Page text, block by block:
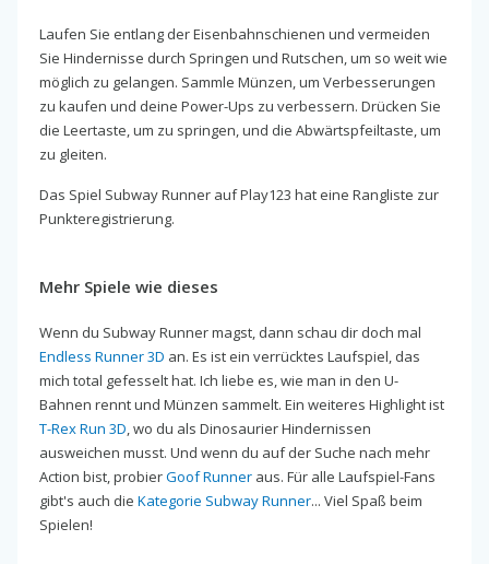
Laufen Sie entlang der Eisenbahnschienen und vermeiden
Sie Hindernisse durch Springen und Rutschen, um so weit wie
möglich zu gelangen. Sammle Münzen, um Verbesserungen
zu kaufen und deine Power-Ups zu verbessern. Drücken Sie
die Leertaste, um zu springen, und die Abwärtspfeiltaste, um
zu gleiten.
Das Spiel Subway Runner auf Play123 hat eine Rangliste zur
Punkteregistrierung.
Mehr Spiele wie dieses
Wenn du Subway Runner magst, dann schau dir doch mal
Endless Runner 3D an. Es ist ein verrücktes Laufspiel, das
mich total gefesselt hat. Ich liebe es, wie man in den U-
Bahnen rennt und Münzen sammelt. Ein weiteres Highlight ist
T-Rex Run 3D, wo du als Dinosaurier Hindernissen
ausweichen musst. Und wenn du auf der Suche nach mehr
Action bist, probierGoof Runner aus. Für alle Laufspiel-Fans
gibt's auch die Kategorie Subway Runner... Viel Spaß beim
Spielen!